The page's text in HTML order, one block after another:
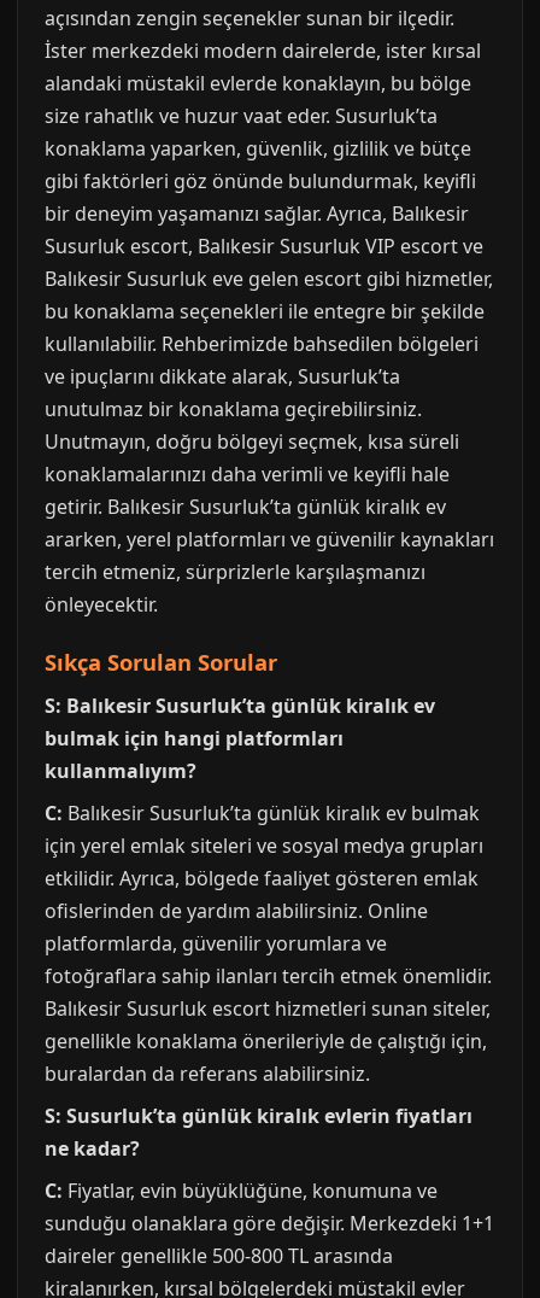
açısından zengin seçenekler sunan bir ilçedir.
İster merkezdeki modern dairelerde, ister kırsal
alandaki müstakil evlerde konaklayın, bu bölge
size rahatlık ve huzur vaat eder. Susurluk’ta
konaklama yaparken, güvenlik, gizlilik ve bütçe
gibi faktörleri göz önünde bulundurmak, keyifli
bir deneyim yaşamanızı sağlar. Ayrıca, Balıkesir
Susurluk escort, Balıkesir Susurluk VIP escort ve
Balıkesir Susurluk eve gelen escort gibi hizmetler,
bu konaklama seçenekleri ile entegre bir şekilde
kullanılabilir. Rehberimizde bahsedilen bölgeleri
ve ipuçlarını dikkate alarak, Susurluk’ta
unutulmaz bir konaklama geçirebilirsiniz.
Unutmayın, doğru bölgeyi seçmek, kısa süreli
konaklamalarınızı daha verimli ve keyifli hale
getirir. Balıkesir Susurluk’ta günlük kiralık ev
ararken, yerel platformları ve güvenilir kaynakları
tercih etmeniz, sürprizlerle karşılaşmanızı
önleyecektir.
Sıkça Sorulan Sorular
S: Balıkesir Susurluk’ta günlük kiralık ev
bulmak için hangi platformları
kullanmalıyım?
C: Balıkesir Susurluk’ta günlük kiralık ev bulmak
için yerel emlak siteleri ve sosyal medya grupları
etkilidir. Ayrıca, bölgede faaliyet gösteren emlak
ofislerinden de yardım alabilirsiniz. Online
platformlarda, güvenilir yorumlara ve
fotoğraflara sahip ilanları tercih etmek önemlidir.
Balıkesir Susurluk escort hizmetleri sunan siteler,
genellikle konaklama önerileriyle de çalıştığı için,
buralardan da referans alabilirsiniz.
S: Susurluk’ta günlük kiralık evlerin fiyatları
ne kadar?
C: Fiyatlar, evin büyüklüğüne, konumuna ve
sunduğu olanaklara göre değişir. Merkezdeki 1+1
daireler genellikle 500-800 TL arasında
kiralanırken, kırsal bölgelerdeki müstakil evler